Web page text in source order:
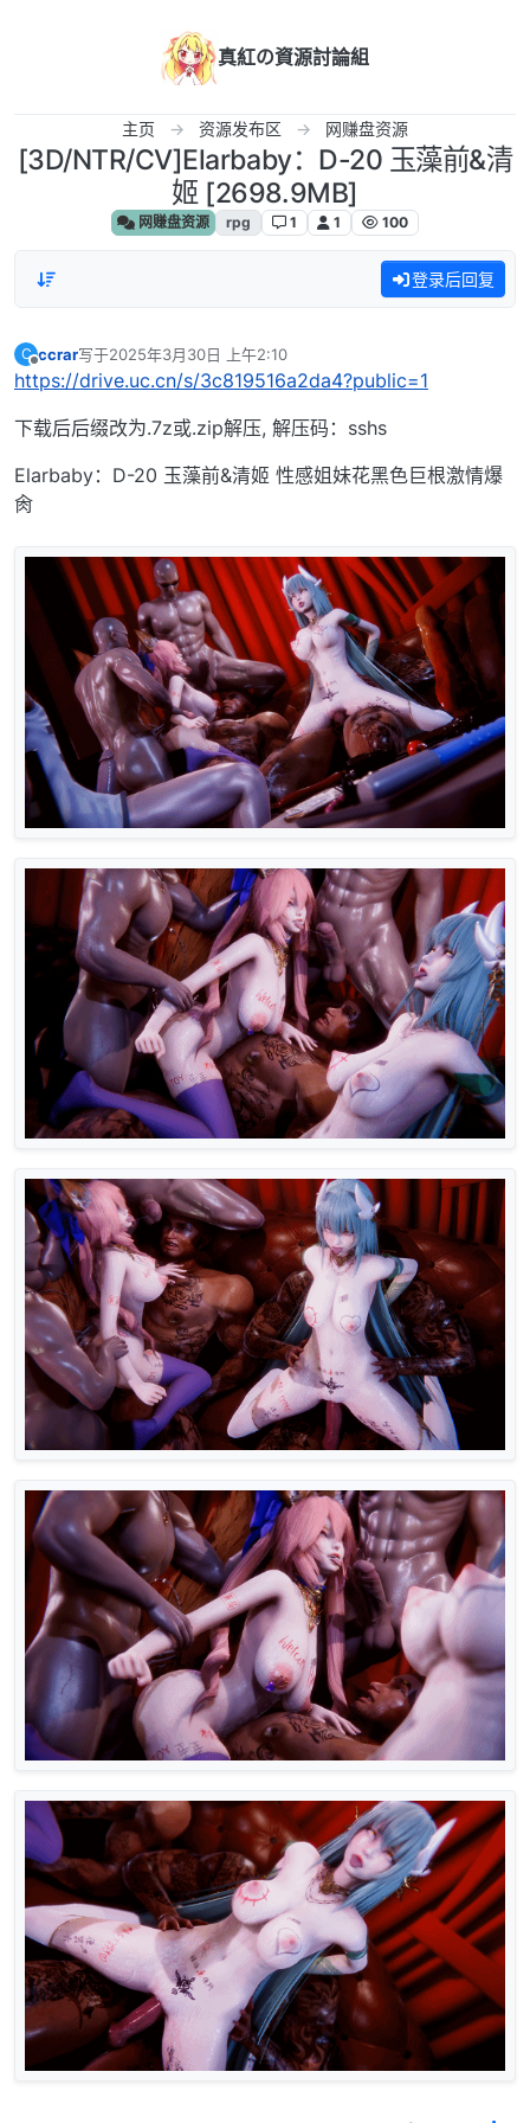
真紅の資源討論組
主页 资源发布区 网赚盘资源
[3D/NTR/CV]Elarbaby：D-20 玉藻前&清
姬 [2698.9MB]
网赚盘资源 rpg 1 1 100
登录后回复
C
离线
ccrar写于2025年3月30日 上午2:10
最后由 编辑
https://drive.uc.cn/s/3c819516a2da4?public=1
下载后后缀改为.7z或.zip解压, 解压码：sshs
Elarbaby：D-20 玉藻前&清姬 性感姐妹花黑色巨根激情爆
肏